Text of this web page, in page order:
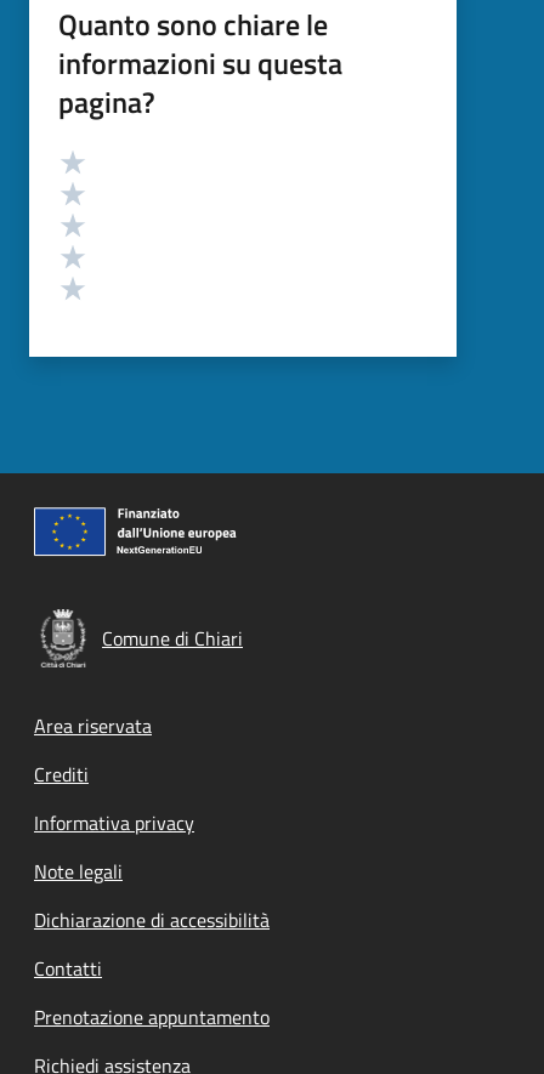
Quanto sono chiare le
informazioni su questa
pagina?
Valutazione
Comune di Chiari
Footer menu
Area riservata
Crediti
Informativa privacy
Note legali
Dichiarazione di accessibilità
Contatti
Prenotazione appuntamento
Richiedi assistenza